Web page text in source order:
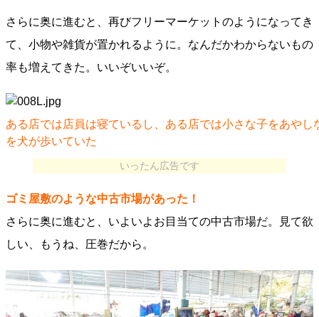
さらに奥に進むと、再びフリーマーケットのようになってき
て、小物や雑貨が置かれるように。なんだかわからないもの
率も増えてきた。いいぞいいぞ。
ある店では店員は寝ているし、ある店では小さな子をあやし
を犬が歩いていた
いったん広告です
ゴミ屋敷のような中古市場があった！
さらに奥に進むと、いよいよお目当ての中古市場だ。見て欲
しい、もうね、圧巻だから。